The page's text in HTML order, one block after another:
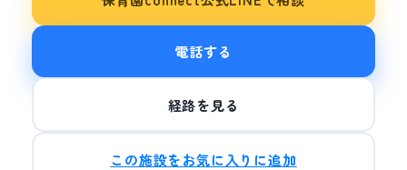
電話する
経路を見る
この施設をお気に入りに追加